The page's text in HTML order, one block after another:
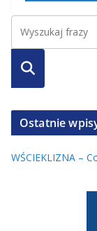
Szuka
Ostatnie
WŚCIEKLIZNA –